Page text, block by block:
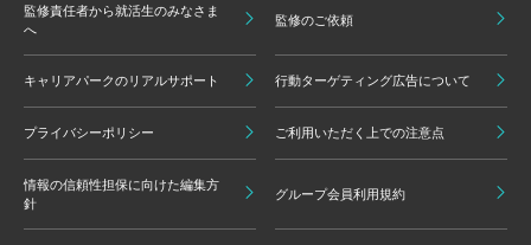
監修責任者から就活生のみなさま
へ
監修のご依頼
キャリアパークのリアルサポート 行動ターゲティング広告について
プライバシーポリシー ご利用いただく上での注意点
情報の信頼性担保に向けた編集方
針
グループ会員利用規約